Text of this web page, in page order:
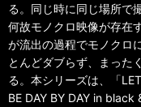
る。同じ時に同じ場所で
何故モノクロ映像が存在
が流出の過程でモノクロ
とんどダブらず、まった
る。本シリーズは、「
BE DAY BY DAY in